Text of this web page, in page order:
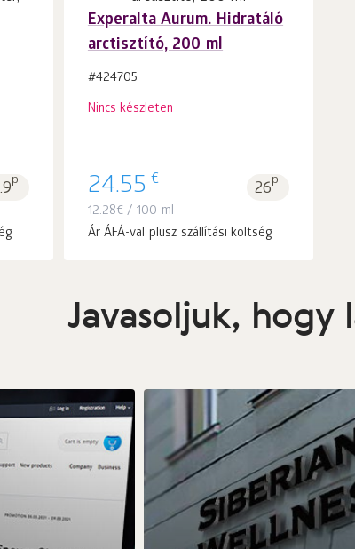
p.
Experalta Aurum. Hidratáló
arctisztító, 200 ml
#424705
Nincs készleten
24.55 € 26p.
12.28€/ 100 ml
Ár ÁFÁ-val plusz szállítási költség
Javasoljuk, hogy